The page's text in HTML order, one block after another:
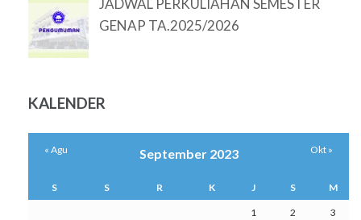
JADWAL PERKULIAHAN SEMESTER
GENAP TA.2025/2026
KALENDER
September 2023
S S R K J S M
1 2 3
« Agu Okt »